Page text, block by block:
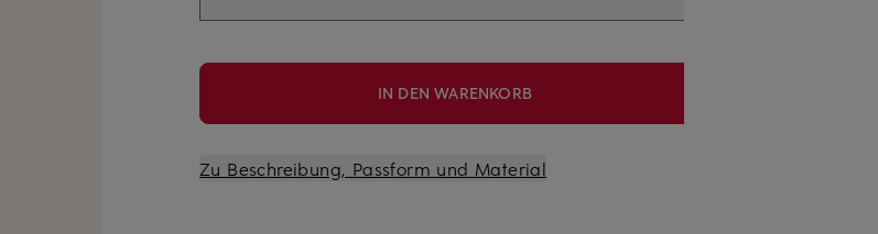
IN DEN WARENKORB
Zu Beschreibung, Passform und Material